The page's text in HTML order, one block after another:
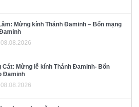
Mừng kính Thánh Đaminh – Bổn mạng
Cát: Mừng lễ kính Thánh Đaminh- Bổn
Đaminh